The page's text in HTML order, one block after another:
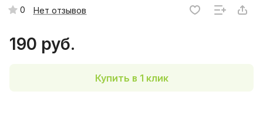
0 Нет отзывов
190 руб.
Купить в 1 клик